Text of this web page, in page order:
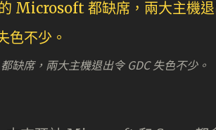
缺席，兩大主機退出令 GDC 失色不少。